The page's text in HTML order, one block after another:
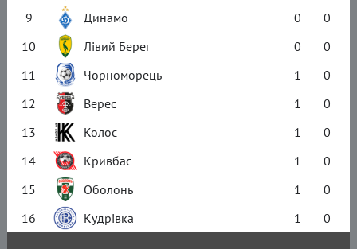
9
Динамо 0
0
10
Лівий Берег 0
0
11
Чорноморець 1
0
12
Верес 1
0
13
Колос 1
0
14
Кривбас 1
0
15
Оболонь 1
0
16
Кудрівка 1 0